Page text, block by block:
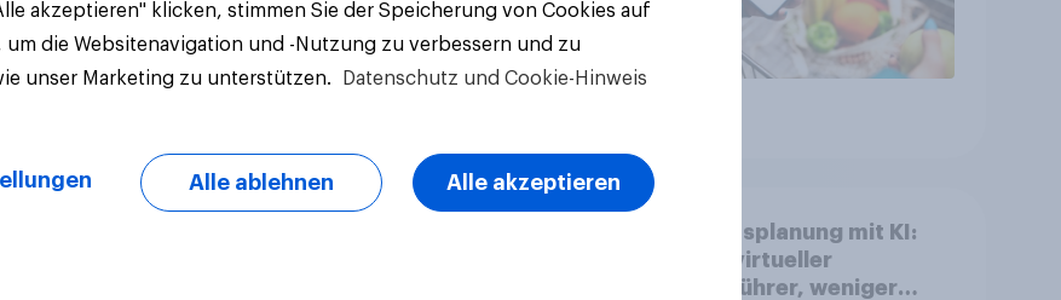
Urlaubsplanung mit KI:
Mehr virtueller
Reiseführer, weniger
akzeptieren" klicken, stimmen Sie der Speicherung von Cookies auf
um die Websitenavigation und -Nutzung zu verbessern und zu
unser Marketing zu unterstützen.
Datenschutz und Cookie-Hinweis
Alle ablehnen Alle akzeptieren